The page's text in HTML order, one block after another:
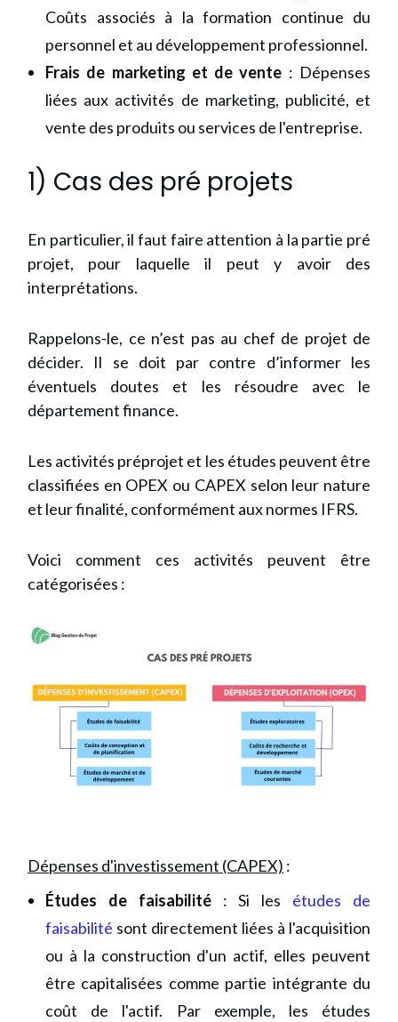
Coûts associés à la formation continue du
personnel et au développement professionnel.
Frais de marketing et de vente : Dépenses
liées aux activités de marketing, publicité, et
vente des produits ou services de l'entreprise.
1) Cas des pré projets
En particulier, il faut faire attention à la partie pré
projet, pour laquelle il peut y avoir des
interprétations.
Rappelons-le, ce n’est pas au chef de projet de
décider. Il se doit par contre d’informer les
éventuels doutes et les résoudre avec le
département finance.
Les activités préprojet et les études peuvent être
classifiées en OPEX ou CAPEX selon leur nature
et leur finalité, conformément aux normes IFRS.
Voici comment ces activités peuvent être
catégorisées :
Dépenses d'investissement (CAPEX) :
Études de faisabilité: Si les études de
faisabilité sont directement liées à l'acquisition
ou à la construction d'un actif, elles peuvent
être capitalisées comme partie intégrante du
coût de l'actif. Par exemple, les études